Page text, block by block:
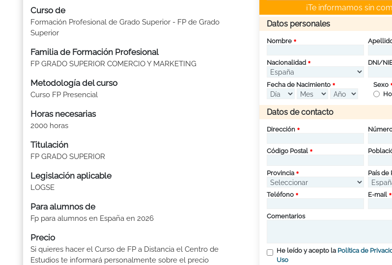
Curso de
Formación Profesional de Grado Superior - FP de Grado
Superior
Familia de Formación Profesional
FP GRADO SUPERIOR COMERCIO Y MARKETING
Metodología del curso
Curso FP Presencial
Horas necesarias
2000 horas
Titulación
FP GRADO SUPERIOR
Legislación aplicable
LOGSE
Para alumnos de
Fp para alumnos en España en 2026
Precio
Si quieres hacer el Curso de FP a Distancia el Centro de
Estudios te informará personalmente sobre el precio
¡Te informamos sin
Datos personales
Nombre
Nacionalidad DNI/
Fecha de Nacimiento
Sexo
Datos de contacto
Dirección
Código Postal
Provincia País de
Teléfono E-mail
Comentarios
He leído y acepto la Política de
Uso